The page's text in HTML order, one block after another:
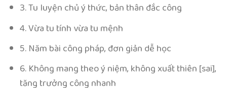
3. Tu luyện chủ ý thức, bản thân đắc công
4. Vừa tu tính vừa tu mệnh
5. Năm bài công pháp, đơn giản dễ học
6. Không mang theo ý niệm, không xuất thiên [sai],
tăng trưởng công nhanh